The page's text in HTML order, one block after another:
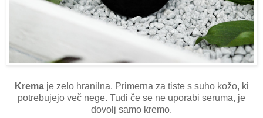
Krema je zelo hranilna. Primerna za tiste s suho kožo, ki
potrebujejo več nege. Tudi če se ne uporabi seruma, je
dovolj samo kremo.